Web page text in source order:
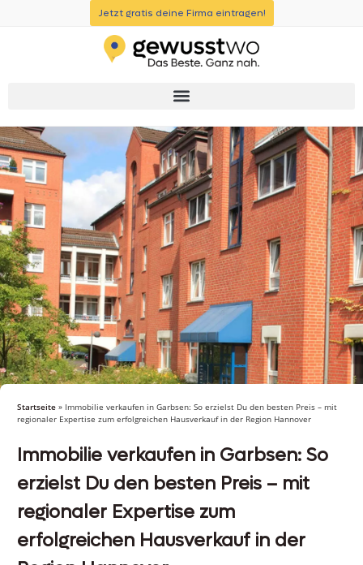
Jetzt gratis deine Firma eintragen!
Startseite » Immobilie verkaufen in Garbsen: So erzielst Du den besten Preis – mit
regionaler Expertise zum erfolgreichen Hausverkauf in der Region Hannover
Immobilie verkaufen in Garbsen: So
erzielst Du den besten Preis – mit
regionaler Expertise zum
erfolgreichen Hausverkauf in der